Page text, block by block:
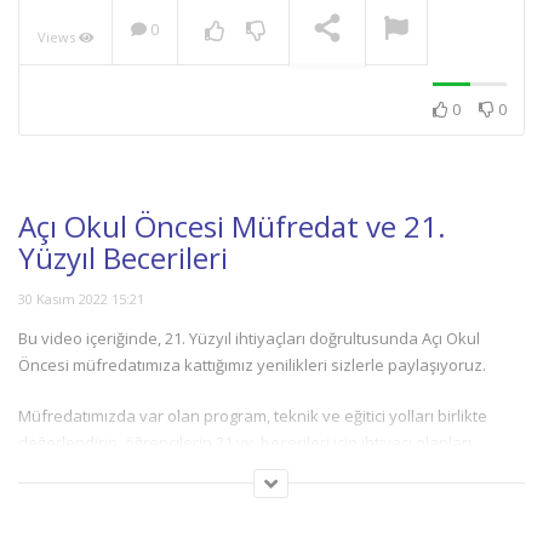
Views 0
0 0
Açı Okul Öncesi Müfredat ve 21.
Yüzyıl Becerileri
30 Kasım 2022 15:21
Bu video içeriğinde, 21. Yüzyıl ihtiyaçları doğrultusunda Açı Okul
Öncesi müfredatımıza kattığımız yenilikleri sizlerle paylaşıyoruz.
Müfredatımızda var olan program, teknik ve eğitici yolları birlikte
değerlendirip, öğrencilerin 21.yy. becerileri için ihtiyacı olanları
belirledik. Bu anlamda, programda gerekli gördüğümüz alanları
tutarken, çocukların bir konuda daha uzun süre sorgulama,